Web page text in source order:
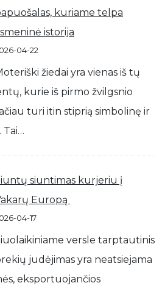
kuriame telpa
istorija
04-22
žiedai yra vienas iš tų
kurie iš pirmo žvilgsnio
turi itin stiprią simbolinę ir
Tai…
siuntimas kurjeriu į
Europą
04-17
versle tarptautinis
judėjimas yra neatsiejama
eksportuojančios